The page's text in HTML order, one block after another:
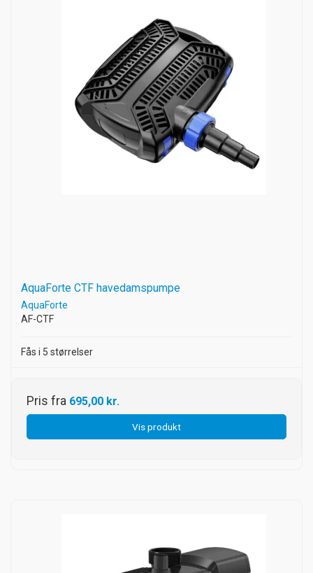
AquaForte CTF havedamspumpe
AquaForte
AF-CTF
Fås i 5 størrelser
Pris fra 695,00 kr.
Vis produkt